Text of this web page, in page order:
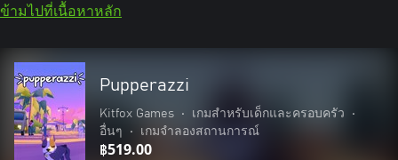
ข้ามไปที่เนื้อหาหลัก
Pupperazzi
Kitfox Games • เกมสำหรับเด็กและครอบครัว
•
อื่นๆ
• เกมจำลองสถานการณ์
฿519.00